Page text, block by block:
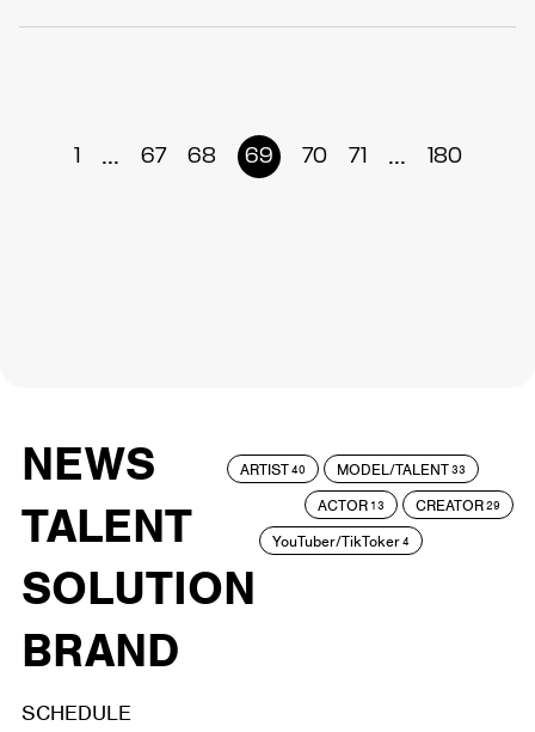
1 ... 67 68 69 70 71 ... 180
NEWS
TALENT
SOLUTION
BRAND
ARTIST40 MODEL/TALENT33
ACTOR 13 CREATOR29
YouTuber/TikToker4
SCHEDULE